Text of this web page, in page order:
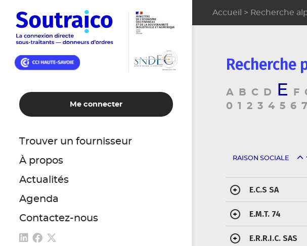
Me connecter
Trouver un fournisseur
À propos
Actualités
Agenda
Contactez-nous
Accueil > Recherche
Recherche
A B C D E F
0 1 2 3 4 5 6 7
RAISON SOCIALE
+ E.C.S SA
+ E.M.T. 74
+ E.R.R.I.C. SAS